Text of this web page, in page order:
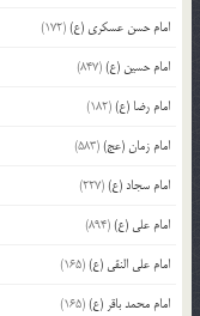
امام حسن عسکری (ع)(172)
امام حسین (ع)(847)
امام رضا (ع)(182)
امام زمان (عج)(583)
امام سجاد (ع)(227)
امام علی (ع)(894)
امام علی النقی (ع)(165)
امام محمد باقر (ع)(165)